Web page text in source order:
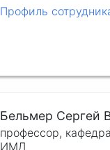
Профиль
Бельмер Сергей
профессор,
ИМД